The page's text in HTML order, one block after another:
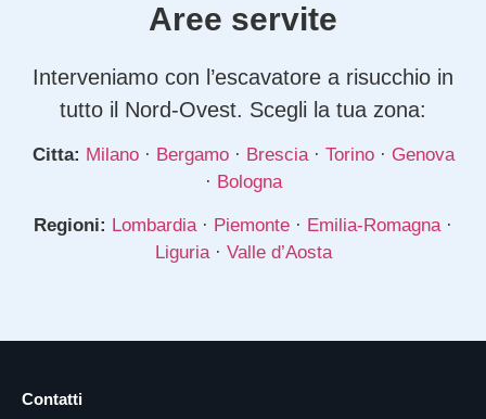
Aree servite
Interveniamo con l’escavatore a risucchio in
tutto il Nord-Ovest. Scegli la tua zona:
Citta: Milano· Bergamo· Brescia· Torino· Genova
· Bologna
Regioni: Lombardia· Piemonte · Emilia-Romagna·
Liguria· Valle d’Aosta
Contatti